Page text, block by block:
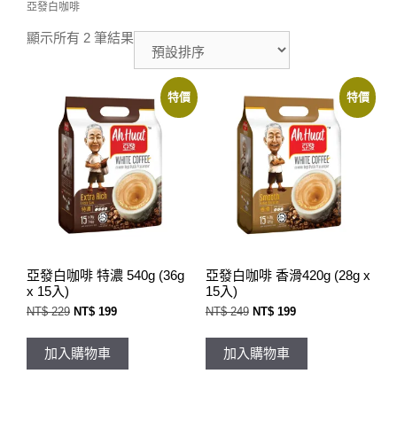
亞發白咖啡
顯示所有 2 筆結果
特價
亞發白咖啡 特濃 540g (36g
x 15入)
NT$229 原
價
格：
NT$ 229。
NT$ 199目
價
加入購物車
特價
亞發白咖啡 香滑420g (28g x
15入)
NT$249 原
價
格：
NT$ 249。
NT$199目
價
加入購物車